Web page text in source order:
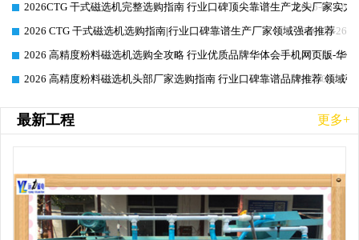
2026-06-26
2026CTG 干式磁选机完整选购指南 行业口碑顶尖靠谱生产龙头厂家实力
2026-06-26
2026 CTG 干式磁选机选购指南|行业口碑靠谱生产厂家领域强者推荐
2026-06-26
2026 高精度粉料磁选机选购全攻略 行业优质品牌华体会手机网页版-华
2026-06-26
2026 高精度粉料磁选机头部厂家选购指南 行业口碑靠谱品牌推荐 领域
最新工程 更多+